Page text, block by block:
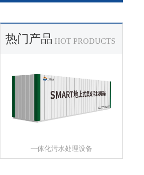
热门产品 HOT PRODUCTS
一体化污水处理设备